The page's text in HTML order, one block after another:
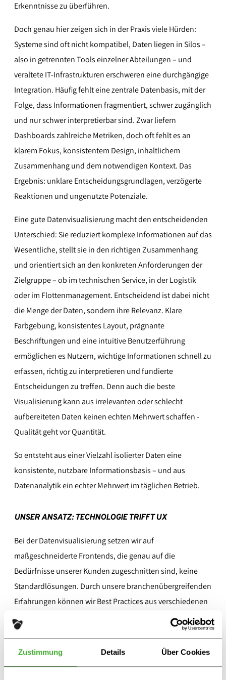
Zustimmung Details Über Cookies
Erkenntnisse zu überführen.
Doch genau hier zeigen sich in der Praxis viele Hürden:
Systeme sind oft nicht kompatibel, Daten liegen in Silos –
also in getrennten Tools einzelner Abteilungen – und
veraltete IT-Infrastrukturen erschweren eine durchgängige
Integration. Häufig fehlt eine zentrale Datenbasis, mit der
Folge, dass Informationen fragmentiert, schwer zugänglich
und nur schwer interpretierbar sind. Zwar liefern
Dashboards zahlreiche Metriken, doch oft fehlt es an
klarem Fokus, konsistentem Design, inhaltlichem
Zusammenhang und dem notwendigen Kontext. Das
Ergebnis: unklare Entscheidungsgrundlagen, verzögerte
Reaktionen und ungenutzte Potenziale.
Eine gute Datenvisualisierung macht den entscheidenden
Unterschied: Sie reduziert komplexe Informationen auf das
Wesentliche, stellt sie in den richtigen Zusammenhang
und orientiert sich an den konkreten Anforderungen der
Zielgruppe – ob im technischen Service, in der Logistik
oder im Flottenmanagement. Entscheidend ist dabei nicht
die Menge der Daten, sondern ihre Relevanz. Klare
Farbgebung, konsistentes Layout, prägnante
Beschriftungen und eine intuitive Benutzerführung
ermöglichen es Nutzern, wichtige Informationen schnell zu
erfassen, richtig zu interpretieren und fundierte
Entscheidungen zu treffen. Denn auch die beste
Visualisierung kann aus irrelevanten oder schlecht
aufbereiteten Daten keinen echten Mehrwert schaffen -
Qualität geht vor Quantität.
So entsteht aus einer Vielzahl isolierter Daten eine
konsistente, nutzbare Informationsbasis – und aus
Datenanalytik ein echter Mehrwert im täglichen Betrieb.
UNSER ANSATZ: TECHNOLOGIE TRIFFT UX
Bei der Datenvisualisierung setzen wir auf
maßgeschneiderte Frontends, die genau auf die
Bedürfnisse unserer Kunden zugeschnitten sind, keine
Standardlösungen. Durch unsere branchenübergreifenden
Erfahrungen können wir Best Practices aus verschiedenen
Sektoren integrieren, um einzigartige, effiziente Lösungen
zu schaffen. Unser Ansatz kombiniert technische Exzellenz
mit einem starken Designfokus, sodass Nutzer nicht nur